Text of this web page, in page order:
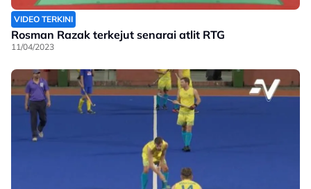
VIDEO TERKINI
Rosman Razak terkejut senarai atlit RTG
11/04/2023